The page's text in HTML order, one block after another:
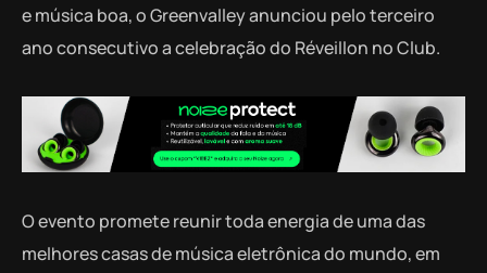
e música boa, o Greenvalley anunciou pelo terceiro
ano consecutivo a celebração do Réveillon no Club.
O evento promete reunir toda energia de uma das
melhores casas de música eletrônica do mundo, em